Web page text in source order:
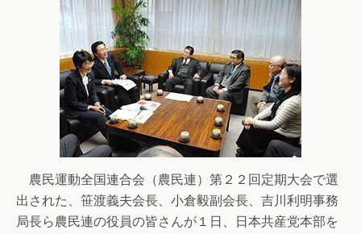
農民運動全国連合会（農民連）第２２回定期大会で選
出された、笹渡義夫会長、小倉毅副会長、吉川利明事務
局長ら農民連の役員の皆さんが１日、日本共産党本部を